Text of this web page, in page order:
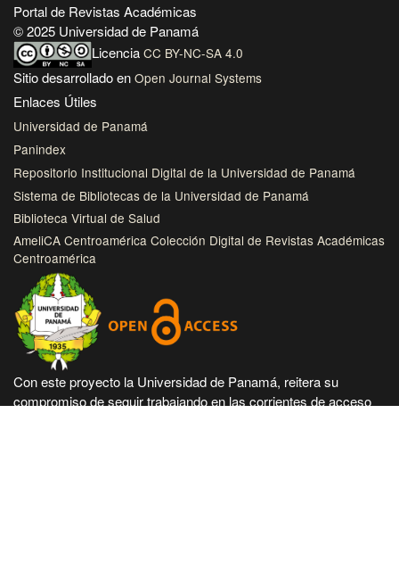
Portal de Revistas Académicas
© 2025 Universidad de Panamá
Licencia CC BY-NC-SA 4.0
Sitio desarrollado en Open Journal Systems
Enlaces Útiles
Universidad de Panamá
Panindex
Repositorio Institucional Digital de la Universidad de Panamá
Sistema de Bibliotecas de la Universidad de Panamá
Biblioteca Virtual de Salud
AmeliCA Centroamérica Colección Digital de Revistas Académicas
Centroamérica
Con este proyecto la Universidad de Panamá, reitera su
compromiso de seguir trabajando en las corrientes de acceso